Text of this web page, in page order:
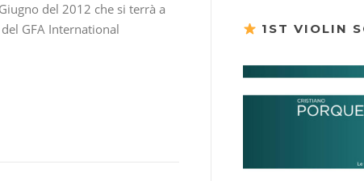
del 2012 che si terrà a
GFA International
1ST VIOLIN